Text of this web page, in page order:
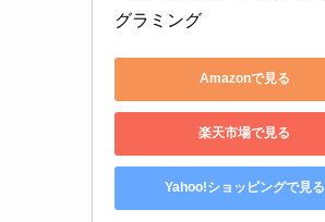
グラミング
Amazonで見る
楽天市場で見る
Yahoo!ショッピングで見る